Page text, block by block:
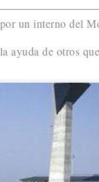
un interno del
ayuda de otros